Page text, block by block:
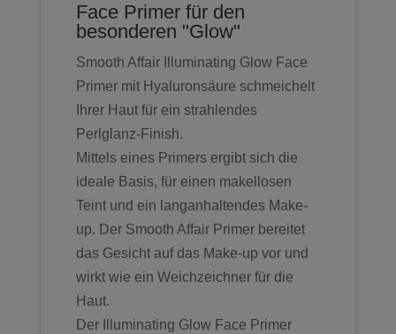
Face Primer für den
besonderen "Glow"
Smooth Affair Illuminating Glow Face
Primer mit Hyaluronsäure schmeichelt
Ihrer Haut für ein strahlendes
Perlglanz-Finish.
Mittels eines Primers ergibt sich die
ideale Basis, für einen makellosen
Teint und ein langanhaltendes Make-
up. Der Smooth Affair Primer bereitet
das Gesicht auf das Make-up vor und
wirkt wie ein Weichzeichner für die
Haut.
Der Illuminating Glow Face Primer